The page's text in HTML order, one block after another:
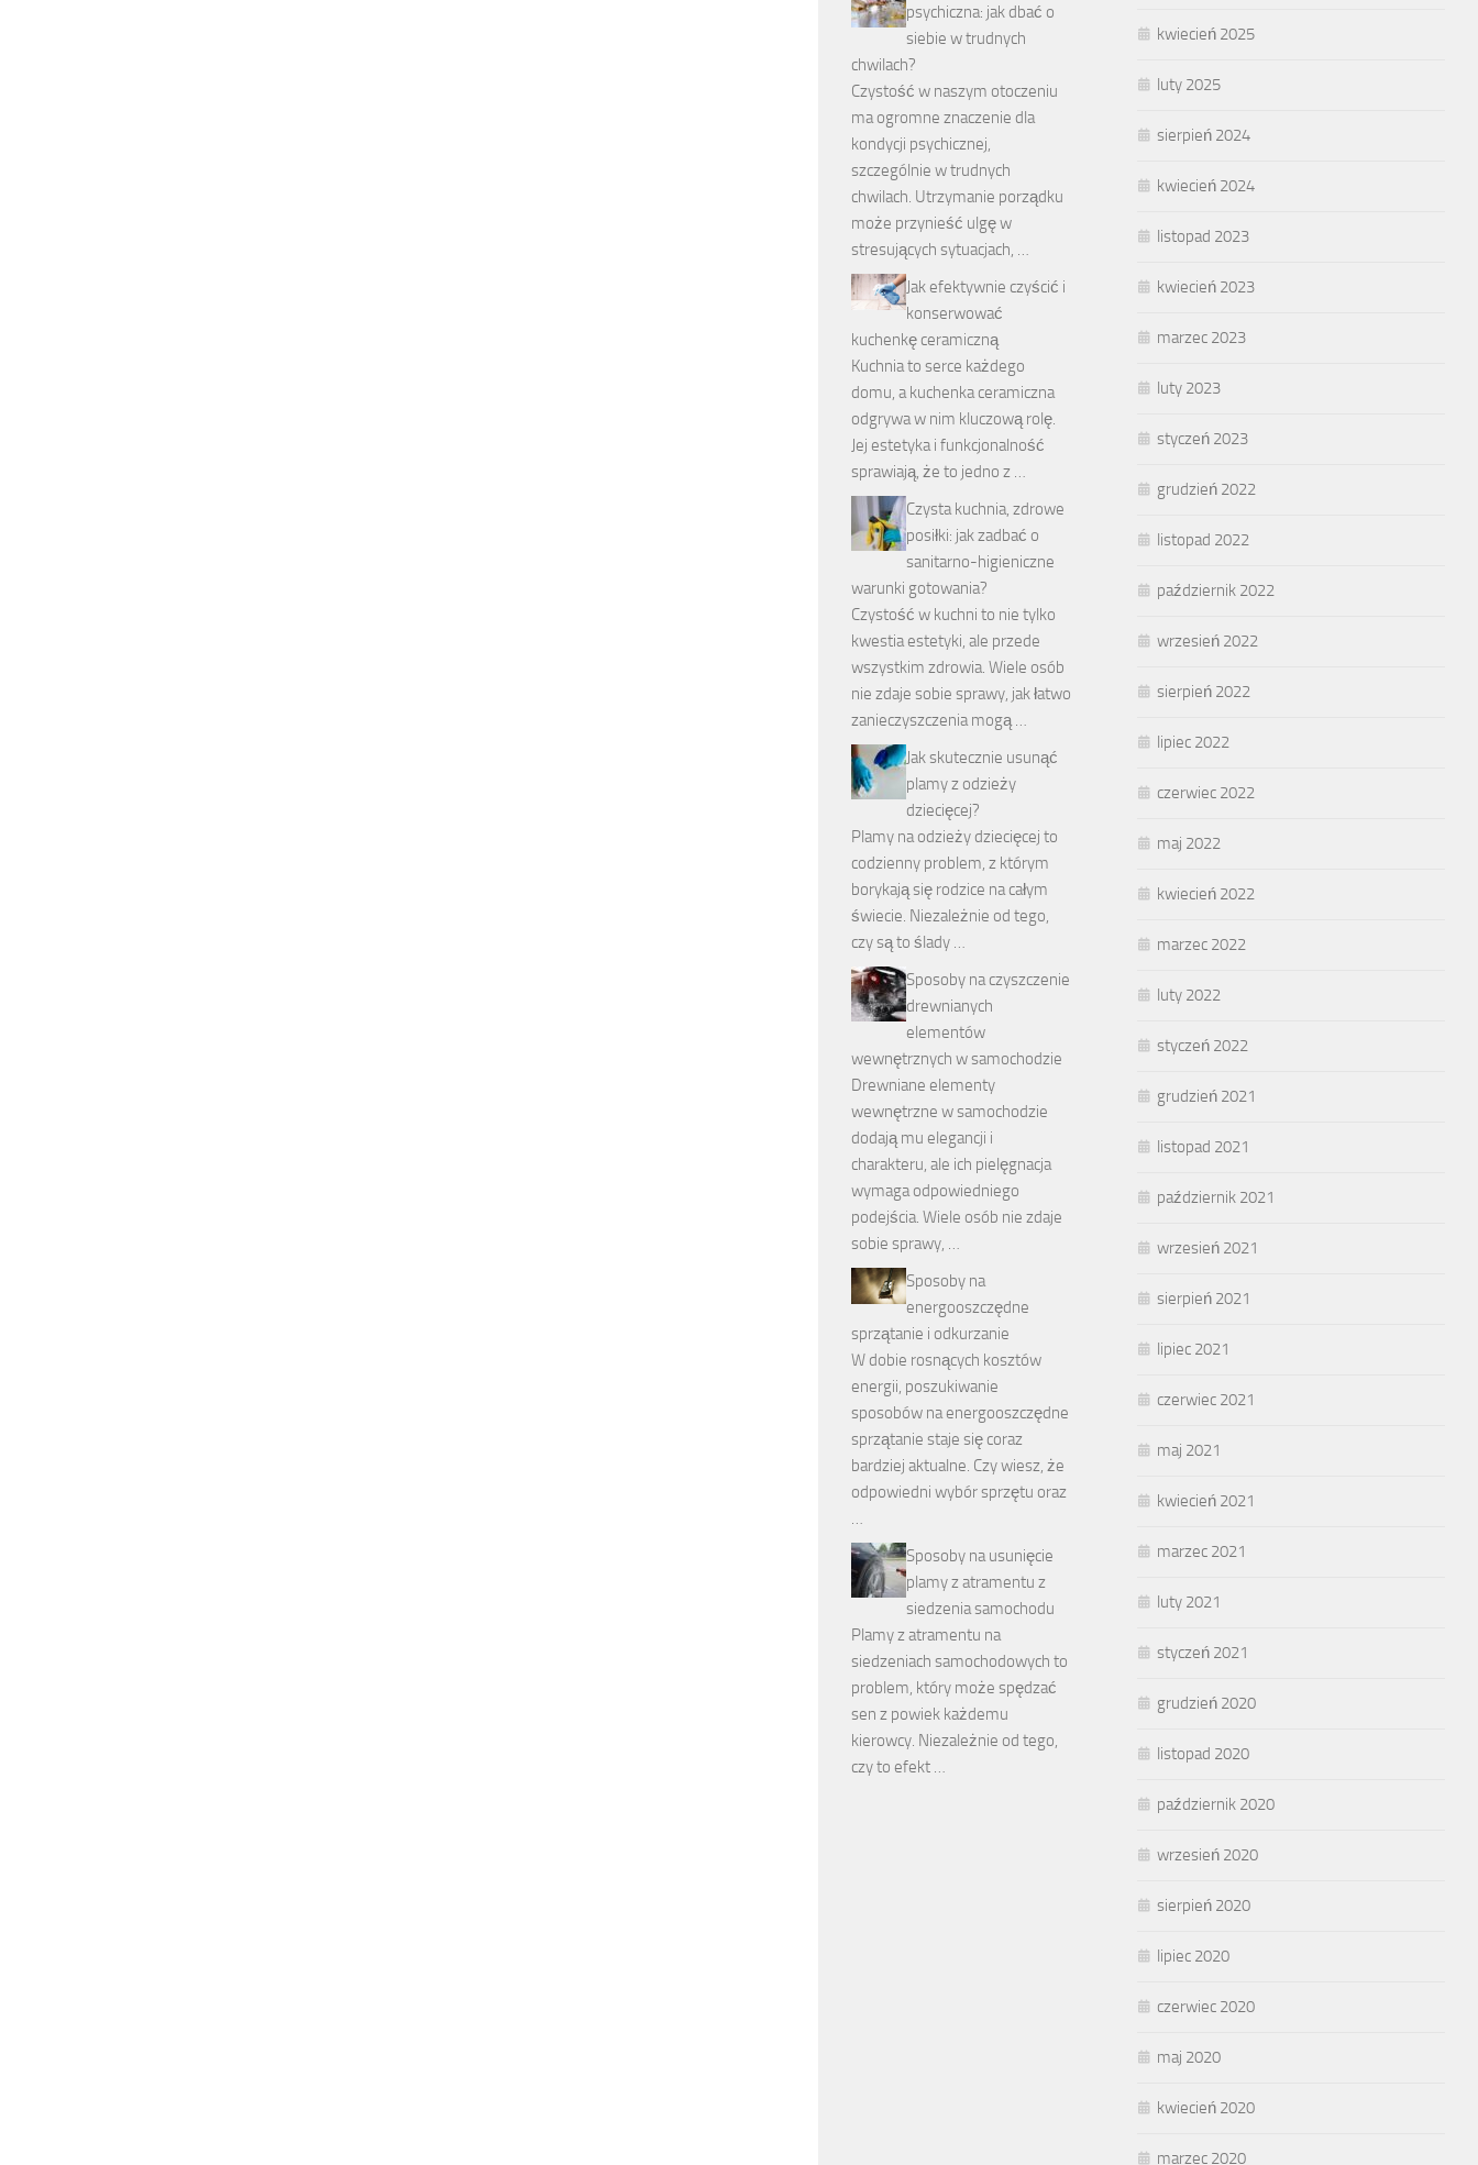
kwiecień 2025
luty 2025
sierpień 2024
kwiecień 2024
listopad 2023
kwiecień 2023
marzec 2023
luty 2023
styczeń 2023
grudzień 2022
listopad 2022
październik 2022
wrzesień 2022
sierpień 2022
lipiec 2022
czerwiec 2022
maj 2022
kwiecień 2022
marzec 2022
luty 2022
styczeń 2022
grudzień 2021
listopad 2021
październik 2021
wrzesień 2021
sierpień 2021
lipiec 2021
czerwiec 2021
maj 2021
kwiecień 2021
marzec 2021
luty 2021
styczeń 2021
grudzień 2020
listopad 2020
październik 2020
wrzesień 2020
sierpień 2020
lipiec 2020
czerwiec 2020
maj 2020
kwiecień 2020
marzec 2020
psychiczna: jak dbać o
siebie w trudnych
chwilach?
Czystość w naszym otoczeniu
ma ogromne znaczenie dla
kondycji psychicznej,
szczególnie w trudnych
chwilach. Utrzymanie porządku
może przynieść ulgę w
stresujących sytuacjach, …
Jak efektywnie czyścić i
konserwować
kuchenkę ceramiczną
Kuchnia to serce każdego
domu, a kuchenka ceramiczna
odgrywa w nim kluczową rolę.
Jej estetyka i funkcjonalność
sprawiają, że to jedno z …
Czysta kuchnia, zdrowe
posiłki: jak zadbać o
sanitarno-higieniczne
warunki gotowania?
Czystość w kuchni to nie tylko
kwestia estetyki, ale przede
wszystkim zdrowia. Wiele osób
nie zdaje sobie sprawy, jak łatwo
zanieczyszczenia mogą …
Jak skutecznie usunąć
plamy z odzieży
dziecięcej?
Plamy na odzieży dziecięcej to
codzienny problem, z którym
borykają się rodzice na całym
świecie. Niezależnie od tego,
czy są to ślady …
Sposoby na czyszczenie
drewnianych
elementów
wewnętrznych w samochodzie
Drewniane elementy
wewnętrzne w samochodzie
dodają mu elegancji i
charakteru, ale ich pielęgnacja
wymaga odpowiedniego
podejścia. Wiele osób nie zdaje
sobie sprawy, …
Sposoby na
energooszczędne
sprzątanie i odkurzanie
W dobie rosnących kosztów
energii, poszukiwanie
sposobów na energooszczędne
sprzątanie staje się coraz
bardziej aktualne. Czy wiesz, że
odpowiedni wybór sprzętu oraz
…
Sposoby na usunięcie
plamy z atramentu z
siedzenia samochodu
Plamy z atramentu na
siedzeniach samochodowych to
problem, który może spędzać
sen z powiek każdemu
kierowcy. Niezależnie od tego,
czy to efekt …